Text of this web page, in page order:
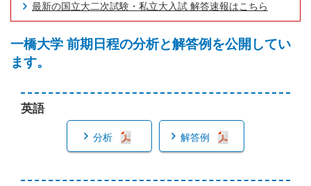
最新の国立大二次試験・私立大入試 解答速報はこちら
一橋大学 前期日程の分析と解答例を公開してい
ます。
英語
分析 解答例